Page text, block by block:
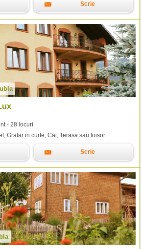
Scrie
- 28 locuri
Gratar in curte, Cai, Terasa sau foisor
Scrie